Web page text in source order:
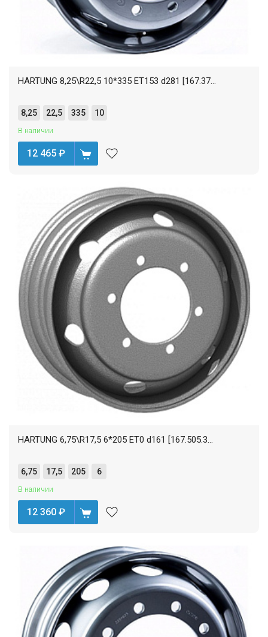
HARTUNG 8,25\R22,5 10*335 ET153 d281 [167.37...
8,25 22,5 335 10
В наличии
12 465 ₽
HARTUNG 6,75\R17,5 6*205 ET0 d161 [167.505.3...
6,75 17,5 205 6
В наличии
12 360 ₽